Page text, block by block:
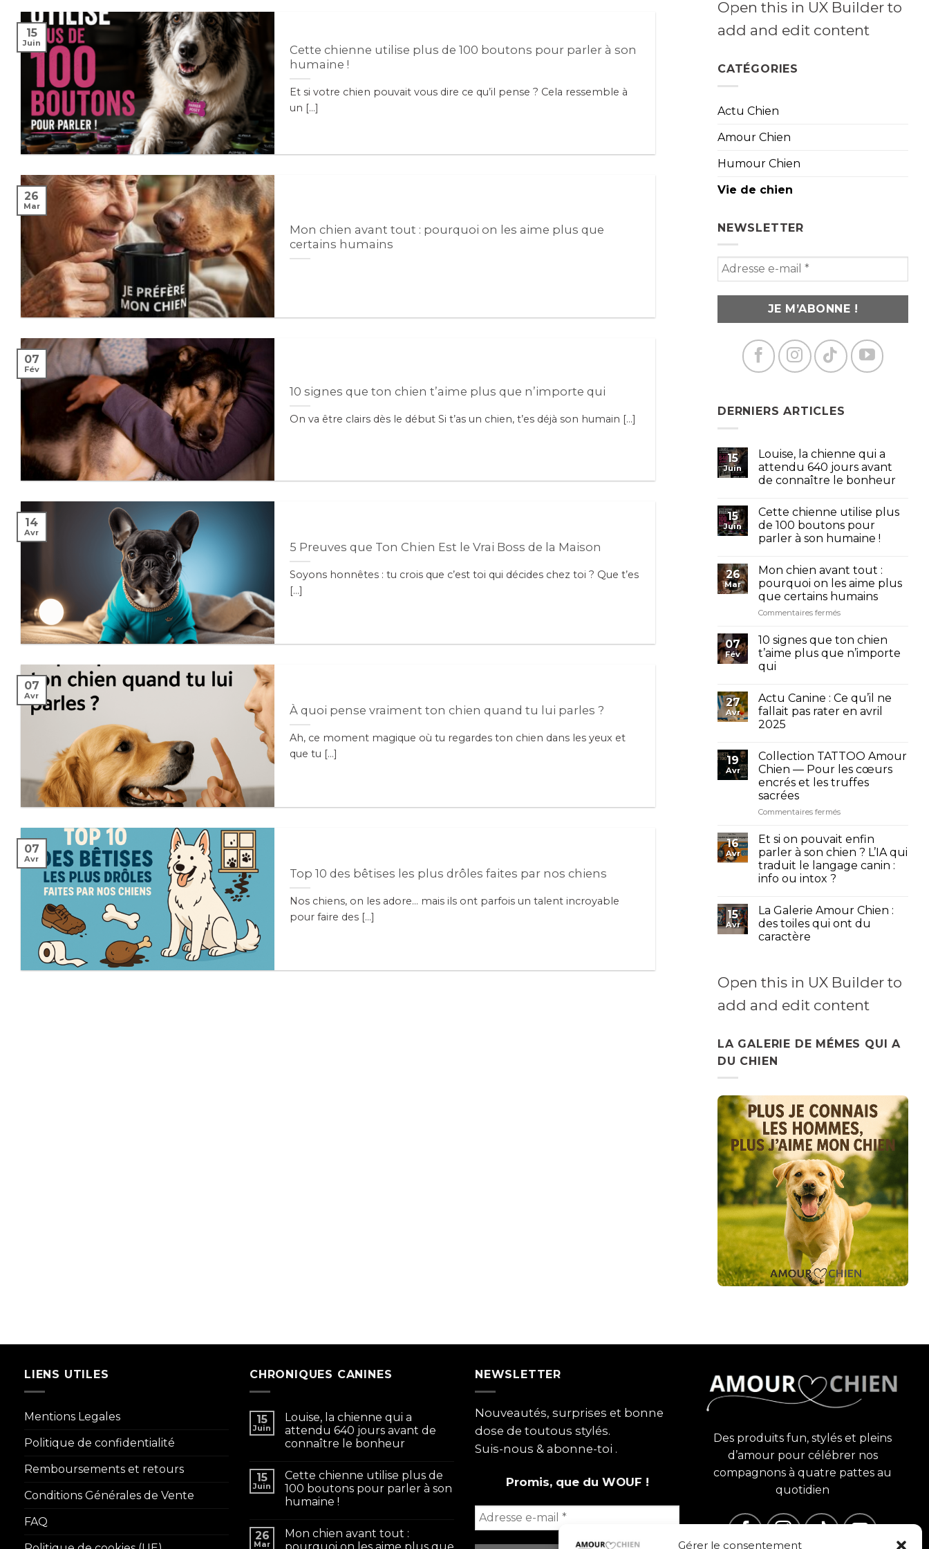
Gérer le consentement
Cette chienne utilise plus de 100 boutons pour parler à son
humaine !
Et si votre chien pouvait vous dire ce qu’il pense ? Cela ressemble à
un [...]
15
Juin
Mon chien avant tout : pourquoi on les aime plus que
certains humains
26
Mar
10 signes que ton chien t’aime plus que n’importe qui
On va être clairs dès le début Si t’as un chien, t’es déjà son humain [...]
07
Fév
5 Preuves que Ton Chien Est le Vrai Boss de la Maison
Soyons honnêtes : tu crois que c’est toi qui décides chez toi ? Que t’es
[...]
14
Avr
À quoi pense vraiment ton chien quand tu lui parles ?
Ah, ce moment magique où tu regardes ton chien dans les yeux et
que tu [...]
07
Avr
Top 10 des bêtises les plus drôles faites par nos chiens
Nos chiens, on les adore… mais ils ont parfois un talent incroyable
pour faire des [...]
07
Avr
Open this in UX Builder to
add and edit content
CATÉGORIES
Actu Chien
Amour Chien
Humour Chien
Vie de chien
NEWSLETTER
DERNIERS ARTICLES
15
Juin
Louise, la chienne qui a
attendu 640 jours avant
de connaître le bonheur
15
Juin
Cette chienne utilise plus
de 100 boutons pour
parler à son humaine !
26
Mar
Mon chien avant tout :
pourquoi on les aime plus
que certains humains
Commentaires ferméssur
avant
tout
on
aime
certains
07
Fév
10 signes que ton chien
t’aime plus que n’importe
qui
27
Avr
Actu Canine : Ce qu’il ne
fallait pas rater en avril
2025
19
Avr
Collection TATTOO Amour
Chien — Pour les cœurs
encrés et les truffes
sacrées
Commentaires ferméssur
TATTOO
Amour
Chien
—
cœurs
encrés
et
16
Avr
Et si on pouvait enfin
parler à son chien ? L’IA qui
traduit le langage canin :
info ou intox ?
15
Avr
La Galerie Amour Chien :
des toiles qui ont du
caractère
Open this in UX Builder to
add and edit content
LA GALERIE DE MÉMES QUI A
DU CHIEN
LIENS UTILES
Mentions Legales
Politique de confidentialité
Remboursements et retours
Conditions Générales de Vente
FAQ
CHRONIQUES CANINES
15
Juin
Louise, la chienne qui a
attendu 640 jours avant de
connaître le bonheur
15
Juin
Cette chienne utilise plus de
100 boutons pour parler à son
humaine !
26
Mar
Mon chien avant tout :
NEWSLETTER
Nouveautés, surprises et bonne
dose de toutous stylés.
Suis-nous & abonne-toi .
Promis, que du WOUF !
Des produits fun, stylés et pleins
d’amour pour célébrer nos
compagnons à quatre pattes au
quotidien